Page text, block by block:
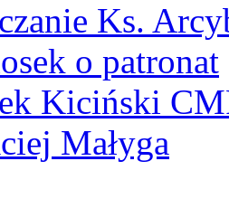
Ks.
o patronat
Kiciński
Małyga